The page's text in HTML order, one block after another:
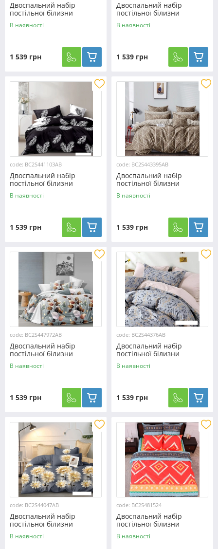
Двоспальний набір
постільної білизни
180*220 із Сатину
№442872AB Черешенька™
В наявності
1 539 грн
Двоспальний набір
постільної білизни
180*220 із Сатину
№442865AB Черешенька™
В наявності
1 539 грн
code: BC2S441103AB
Двоспальний набір
постільної білизни
180*220 із Сатину
№441103AB Черешенька™
В наявності
1 539 грн
code: BC2S443395AB
Двоспальний набір
постільної білизни
180*220 із Сатину
№443395AB Черешенька™
В наявності
1 539 грн
code: BC2S447972AB
Двоспальний набір
постільної білизни
180*220 із Сатину
№447972AB Черешенька™
В наявності
1 539 грн
code: BC2S44376AB
Двоспальний набір
постільної білизни
180*220 із Сатину
№44376AB Черешенька™
В наявності
1 539 грн
code: BC2S44047AB
Двоспальний набір
постільної білизни
180*220 із Сатину
№44047AB Черешенька™
В наявності
code: BC2S481524
Двоспальний набір
постільної білизни
180*220 із Сатину
№481524 Черешенка™
В наявності